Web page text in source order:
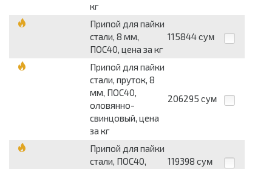
кг
Припой для пайки
стали, 8 мм,
ПОС40, цена за кг
115844 сум
Припой для пайки
стали, пруток, 8
мм, ПОС40,
оловянно-
свинцовый, цена
за кг
206295 сум
Припой для пайки
стали, ПОС40,
119398 сум